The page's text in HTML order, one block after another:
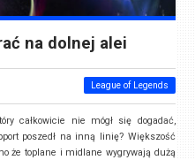
na dolnej alei
League of Legends
całkowicie nie mógł się dogadać,
poszedł na inną linię? Większość
że toplane i midlane wygrywają dużą